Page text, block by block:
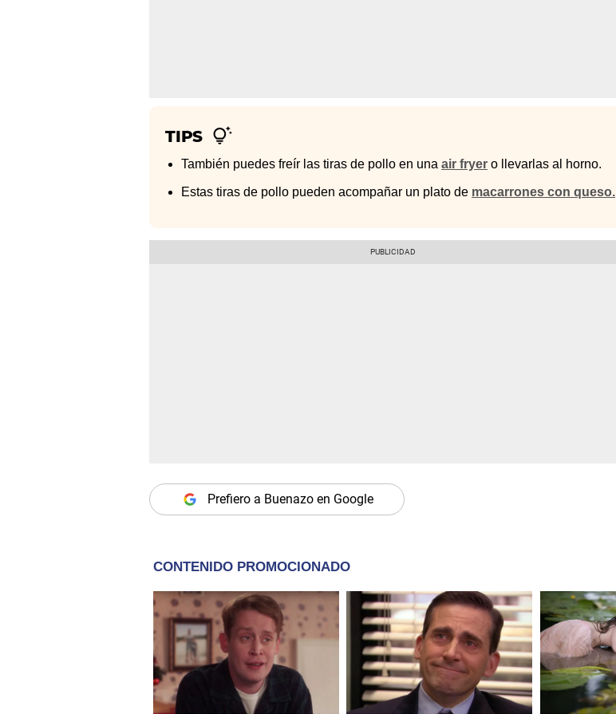
TIPS
También puedes freír las tiras de pollo en una air fryer o llevarlas al horno.
Estas tiras de pollo pueden acompañar un plato de macarrones con queso.
Prefiero a Buenazo en Google